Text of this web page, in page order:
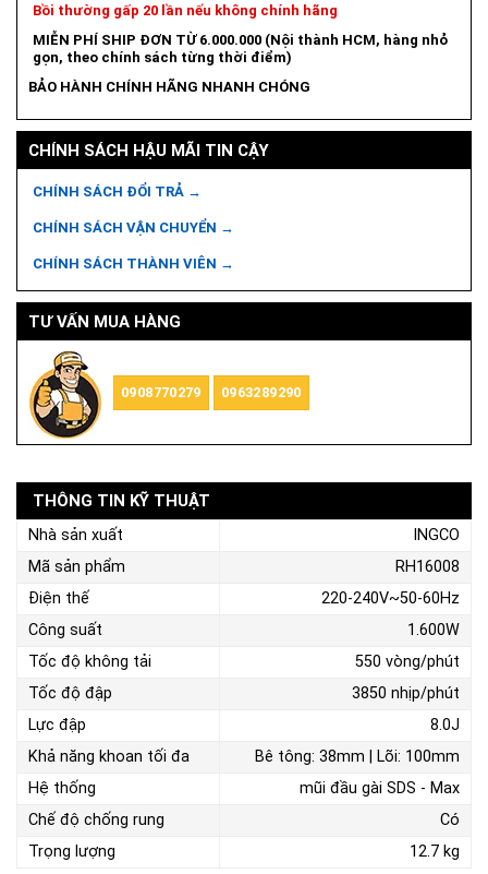
Bồi thường gấp 20 lần nếu không chính hãng
MIỄN PHÍ SHIP ĐƠN TỪ 6.000.000 (Nội thành HCM, hàng nhỏ
gọn, theo chính sách từng thời điểm)
BẢO HÀNH CHÍNH HÃNG NHANH CHÓNG
CHÍNH SÁCH HẬU MÃI TIN CẬY
CHÍNH SÁCH ĐỔI TRẢ →
CHÍNH SÁCH VẬN CHUYỂN →
CHÍNH SÁCH THÀNH VIÊN →
TƯ VẤN MUA HÀNG
0908770279 0963289290
THÔNG TIN KỸ THUẬT
Nhà sản xuất
INGCO
Mã sản phẩm
RH16008
Điện thế
220-240V~50-60Hz
Công suất
1.600W
Tốc độ không tải
550 vòng/phút
Tốc độ đập
3850 nhịp/phút
Lực đập
8.0J
Khả năng khoan tối đa
Bê tông: 38mm | Lõi: 100mm
Hệ thống
mũi đầu gài SDS - Max
Chế độ chống rung
Có
Trọng lượng
12.7 kg